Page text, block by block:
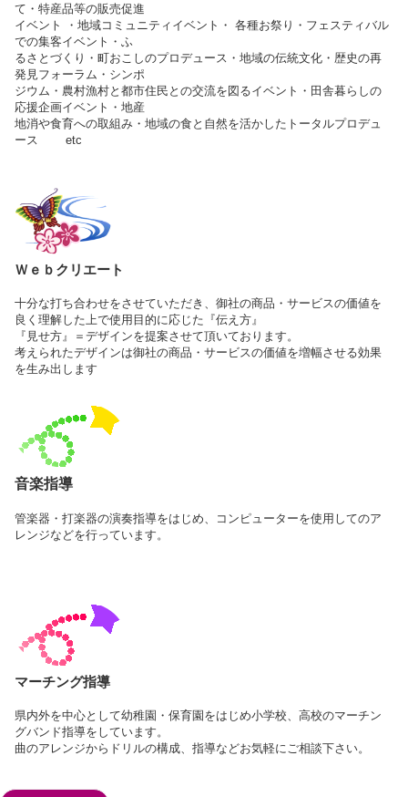
て・特産品等の販売促進
イベント ・地域コミュニティイベント・ 各種お祭り・フェスティバル
での集客イベント・ふ
るさとづくり・町おこしのプロデュース・地域の伝統文化・歴史の再
発見フォーラム・シンポ
ジウム・農村漁村と都市住民との交流を図るイベント・田舎暮らしの
応援企画イベント・地産
地消や食育への取組み・地域の食と自然を活かしたトータルプロデュ
ース etc
Ｗｅｂクリエート
十分な打ち合わせをさせていただき、御社の商品・サービスの価値を
良く理解した上で使用目的に応じた『伝え方』
『見せ方』＝デザインを提案させて頂いております。
考えられたデザインは御社の商品・サービスの価値を増幅させる効果
を生み出します
音楽指導
管楽器・打楽器の演奏指導をはじめ、コンピューターを使用してのア
レンジなどを行っています。
マーチング指導
県内外を中心として幼稚園・保育園をはじめ小学校、高校のマーチン
グバンド指導をしています。
曲のアレンジからドリルの構成、指導などお気軽にご相談下さい。